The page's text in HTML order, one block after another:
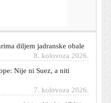
ljudi i droge: Akcija
8. kolovoza 2026.
Nije ni Suez, a niti
biti veliki hit: 'Cilj je